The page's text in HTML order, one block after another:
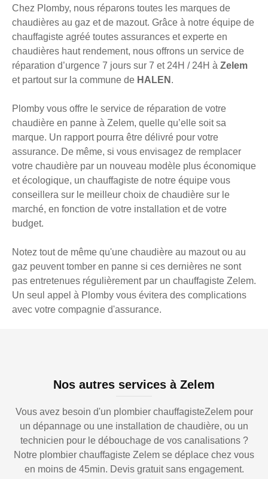
Chez Plomby, nous réparons toutes les marques de
chaudières au gaz et de mazout. Grâce à notre équipe de
chauffagiste agréé toutes assurances et experte en
chaudières haut rendement, nous offrons un service de
réparation d’urgence 7 jours sur 7 et 24H / 24H à Zelem
et partout sur la commune de HALEN .
Plomby vous offre le service de réparation de votre
chaudière en panne à Zelem, quelle qu’elle soit sa
marque. Un rapport pourra être délivré pour votre
assurance. De même, si vous envisagez de remplacer
votre chaudière par un nouveau modèle plus économique
et écologique, un chauffagiste de notre équipe vous
conseillera sur le meilleur choix de chaudière sur le
marché, en fonction de votre installation et de votre
budget.
Notez tout de même qu'une chaudière au mazout ou au
gaz peuvent tomber en panne si ces dernières ne sont
pas entretenues régulièrement par un chauffagiste Zelem.
Un seul appel à Plomby vous évitera des complications
avec votre compagnie d'assurance.
Nos autres services à Zelem
Vous avez besoin d'un plombier chauffagisteZelem pour
un dépannage ou une installation de chaudière, ou un
technicien pour le débouchage de vos canalisations ?
Notre plombier chauffagiste Zelem se déplace chez vous
en moins de 45min. Devis gratuit sans engagement.